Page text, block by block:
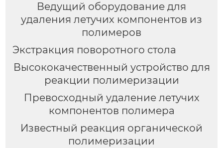
Ведущий оборудование для
удаления летучих компонентов из
полимеров
Экстракция поворотного стола
Высококачественный устройство для
реакции полимеризации
Превосходный удаление летучих
компонентов полимера
Известный реакция органической
полимеризации